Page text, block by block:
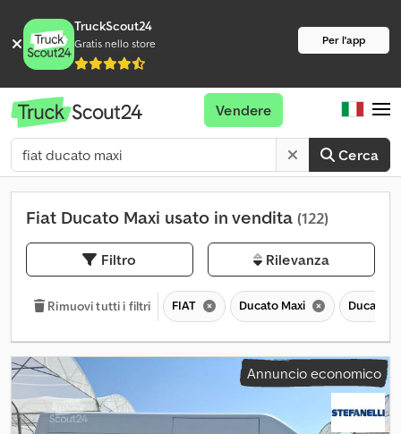
TruckScout24
Gratis nello store Per l'app
Cerca
Vendere
Fiat Ducato Maxi usato in vendita (122)
Filtro Rilevanza
Rimuovi tutti i filtri FIAT Ducato Maxi Ducato
Annuncio economico